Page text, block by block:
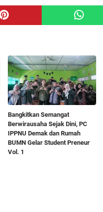
Bangkitkan Semangat
Berwirausaha Sejak Dini, PC
IPPNU Demak dan Rumah
BUMN Gelar Student Preneur
Vol. 1